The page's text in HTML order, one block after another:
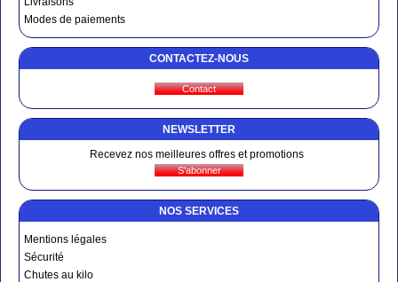
Modes de paiements
CONTACTEZ-NOUS
NEWSLETTER
Recevez nos meilleures offres et promotions
NOS SERVICES
Mentions légales
Sécurité
Chutes au kilo